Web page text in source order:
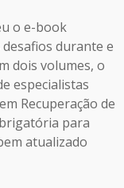
o e-book
desafios durante e
dois volumes, o
especialistas
Recuperação de
para
atualizado